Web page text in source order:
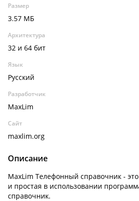
Размер
3.57 МБ
Архитектура
32 и 64 бит
Язык
Русский
Разработчик
MaxLim
Сайт
maxlim.org
Описание
MaxLim Телефонный справочник -
и простая в использовании
справочник.